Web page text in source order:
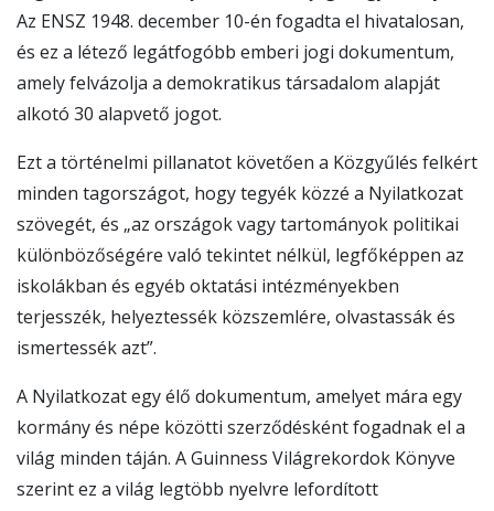
Az ENSZ 1948. december 10-én fogadta el hivatalosan,
és ez a létező legátfogóbb emberi jogi dokumentum,
amely felvázolja a demokratikus társadalom alapját
alkotó 30 alapvető jogot.
Ezt a történelmi pillanatot követően a Közgyűlés felkért
minden tagországot, hogy tegyék közzé a Nyilatkozat
szövegét, és „az országok vagy tartományok politikai
különbözőségére való tekintet nélkül, legfőképpen az
iskolákban és egyéb oktatási intézményekben
terjesszék, helyeztessék közszemlére, olvastassák és
ismertessék azt”.
A Nyilatkozat egy élő dokumentum, amelyet mára egy
kormány és népe közötti szerződésként fogadnak el a
világ minden táján. A Guinness Világrekordok Könyve
szerint ez a világ legtöbb nyelvre lefordított